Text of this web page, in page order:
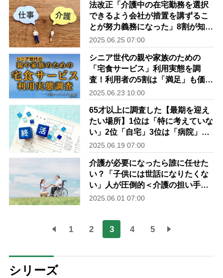
法改正「介護中の在宅勤務を選択
できるよう会社が措置を講ずるこ
とが努力義務になった」8割が知ら
ないと回答 仕事と介護の両立に
関する調査レポート
2025.06.25 07:00
シニア世代の親や家族のための
「宅食サービス」利用実態を調
査！利用者の5割は「満足」も価格
や受け取りタイミングには不満｜
介護マーケティング研究所 by 介
護ポストセブン
2025.06.23 10:00
65才以上に調査した【最期を迎え
たい場所】1位は「特に考えていな
い」2位「自宅」3位は「病院」散
骨や自然葬も人気＜調査レポート
＞
2025.06.19 07:00
介護が必要になったら誰に任せた
い？「子供には世話になりたくな
い」人が圧倒的＜介護の担い手に
関する意識調査レポート＞
2025.06.01 07:00
1 2 3 4 5
シリーズ